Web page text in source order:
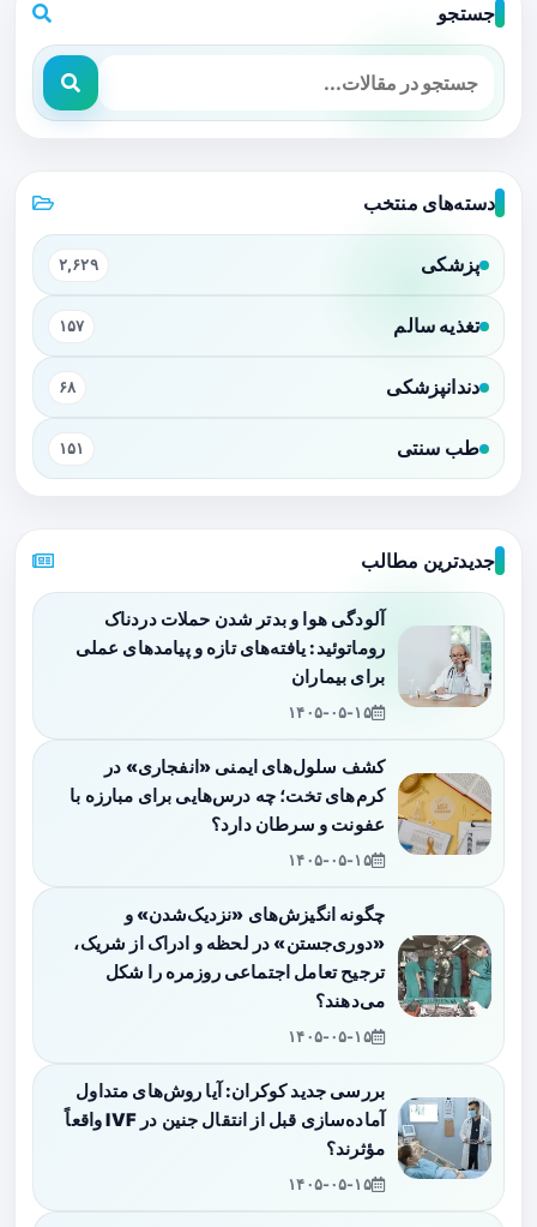
جستجو
دسته‌های منتخب
پزشکی ۲,۶۲۹
تغذیه سالم ۱۵۷
دندانپزشکی ۶۸
طب سنتی ۱۵۱
جدیدترین مطالب
آلودگی هوا و بدتر شدن حملات دردناک
روماتوئید: یافته‌های تازه و پیامدهای عملی
برای بیماران
۱۴۰۵-۰۵-۱۵
کشف سلول‌های ایمنی «انفجاری» در
کرم‌های تخت؛ چه درس‌هایی برای مبارزه با
عفونت و سرطان دارد؟
۱۴۰۵-۰۵-۱۵
چگونه انگیزش‌های «نزدیک‌شدن» و
«دوری‌جستن» در لحظه و ادراک از شریک،
ترجیح تعامل اجتماعی روزمره را شکل
می‌دهند؟
۱۴۰۵-۰۵-۱۵
بررسی جدید کوکران: آیا روش‌های متداول
آماده‌سازی قبل از انتقال جنین در IVF واقعاً
مؤثرند؟
۱۴۰۵-۰۵-۱۵